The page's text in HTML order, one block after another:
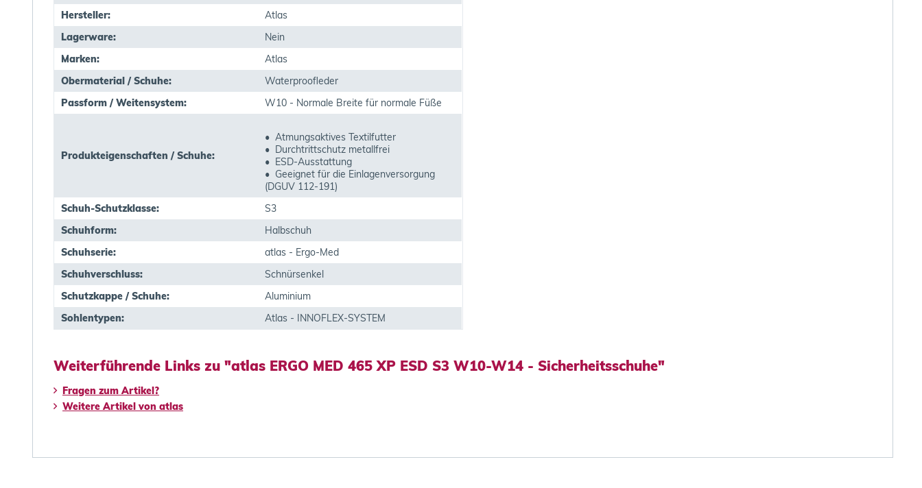
Hersteller:
Atlas
Lagerware:
Nein
Marken:
Atlas
Obermaterial / Schuhe:
Waterproofleder
Passform / Weitensystem:
W10 - Normale Breite für normale Füße
Produkteigenschaften / Schuhe:
• Atmungsaktives Textilfutter
• Durchtrittschutz metallfrei
• ESD-Ausstattung
• Geeignet für die Einlagenversorgung
(DGUV 112-191)
Schuh-Schutzklasse:
S3
Schuhform:
Halbschuh
Schuhserie:
atlas - Ergo-Med
Schuhverschluss:
Schnürsenkel
Schutzkappe / Schuhe:
Aluminium
Sohlentypen:
Atlas - INNOFLEX-SYSTEM
Weiterführende Links zu "atlas ERGO MED 465 XP ESD S3 W10-W14 - Sicherheitsschuhe"
Fragen zum Artikel?
Weitere Artikel von atlas